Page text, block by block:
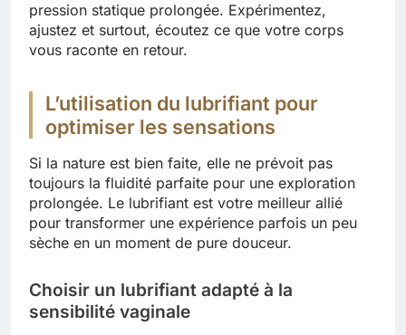
pression statique prolongée. Expérimentez,
ajustez et surtout, écoutez ce que votre corps
vous raconte en retour.
L’utilisation du lubrifiant pour
optimiser les sensations
Si la nature est bien faite, elle ne prévoit pas
toujours la fluidité parfaite pour une exploration
prolongée. Le lubrifiant est votre meilleur allié
pour transformer une expérience parfois un peu
sèche en un moment de pure douceur.
Choisir un lubrifiant adapté à la
sensibilité vaginale